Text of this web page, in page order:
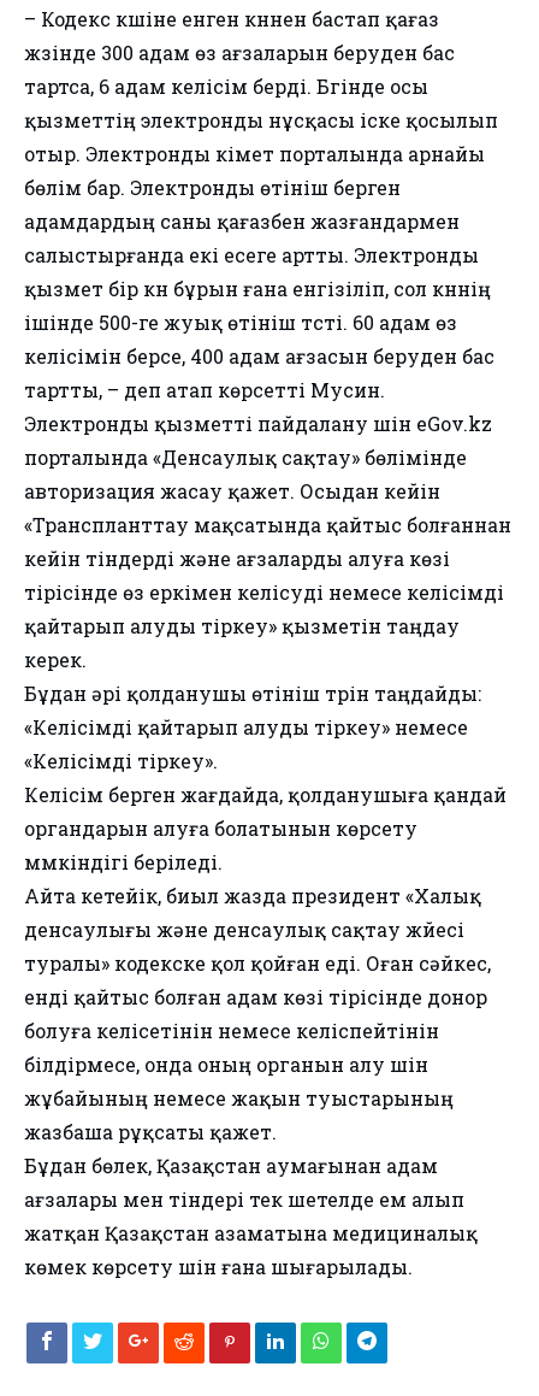
– Кодекс күшіне енген күннен бастап қағаз
жүзінде 300 адам өз ағзаларын беруден бас
тартса, 6 адам келісім берді. Бүгінде осы
қызметтің электронды нұсқасы іске қосылып
отыр. Электронды үкімет порталында арнайы
бөлім бар. Электронды өтініш берген
адамдардың саны қағазбен жазғандармен
салыстырғанда екі есеге артты. Электронды
қызмет бір күн бұрын ғана енгізіліп, сол күннің
ішінде 500-ге жуық өтініш түсті. 60 адам өз
келісімін берсе, 400 адам ағзасын беруден бас
тартты, – деп атап көрсетті Мусин.
Электронды қызметті пайдалану үшін eGov.kz
порталында «Денсаулық сақтау» бөлімінде
авторизация жасау қажет. Осыдан кейін
«Транспланттау мақсатында қайтыс болғаннан
кейін тіндерді және ағзаларды алуға көзі
тірісінде өз еркімен келісуді немесе келісімді
қайтарып алуды тіркеу» қызметін таңдау
керек.
Бұдан әрі қолданушы өтініш түрін таңдайды:
«Келісімді қайтарып алуды тіркеу» немесе
«Келісімді тіркеу».
Келісім берген жағдайда, қолданушыға қандай
органдарын алуға болатынын көрсету
мүмкіндігі беріледі.
Айта кетейік, биыл жазда президент «Халық
денсаулығы және денсаулық сақтау жүйесі
туралы» кодекске қол қойған еді. Оған сәйкес,
енді қайтыс болған адам көзі тірісінде донор
болуға келісетінін немесе келіспейтінін
білдірмесе, онда оның органын алу үшін
жұбайының немесе жақын туыстарының
жазбаша рұқсаты қажет.
Бұдан бөлек, Қазақстан аумағынан адам
ағзалары мен тіндері тек шетелде ем алып
жатқан Қазақстан азаматына медициналық
көмек көрсету үшін ғана шығарылады.